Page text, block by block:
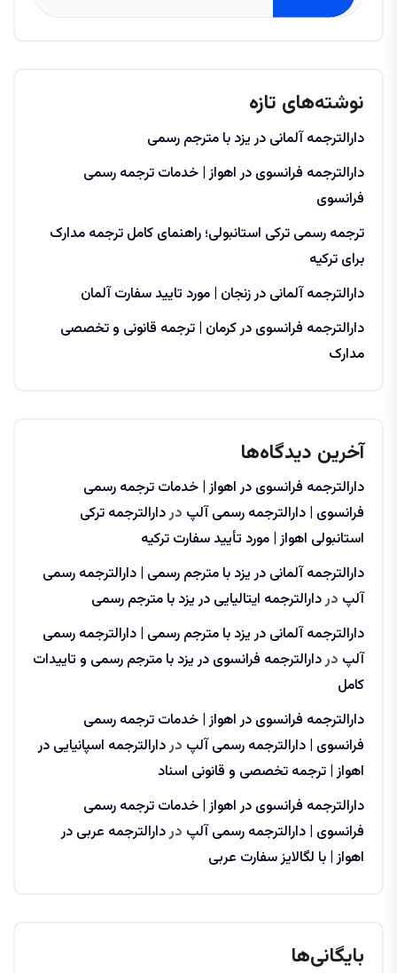
نوشته‌های تازه
دارالترجمه آلمانی در یزد با مترجم رسمی
دارالترجمه فرانسوی در اهواز | خدمات ترجمه رسمی
فرانسوی
ترجمه رسمی ترکی استانبولی؛ راهنمای کامل ترجمه مدارک
برای ترکیه
دارالترجمه آلمانی در زنجان | مورد تایید سفارت آلمان
دارالترجمه فرانسوی در کرمان | ترجمه قانونی و تخصصی
مدارک
آخرین دیدگاه‌ها
دارالترجمه فرانسوی در اهواز | خدمات ترجمه رسمی
فرانسوی | دارالترجمه رسمی آلپ دردارالترجمه ترکی
استانبولی اهواز | مورد تأیید سفارت ترکیه
دارالترجمه آلمانی در یزد با مترجم رسمی | دارالترجمه رسمی
آلپ دردارالترجمه ایتالیایی در یزد با مترجم رسمی
دارالترجمه آلمانی در یزد با مترجم رسمی | دارالترجمه رسمی
آلپ دردارالترجمه فرانسوی در یزد با مترجم رسمی و تاییدات
کامل
دارالترجمه فرانسوی در اهواز | خدمات ترجمه رسمی
فرانسوی | دارالترجمه رسمی آلپ دردارالترجمه اسپانیایی در
اهواز | ترجمه تخصصی و قانونی اسناد
دارالترجمه فرانسوی در اهواز | خدمات ترجمه رسمی
فرانسوی | دارالترجمه رسمی آلپ دردارالترجمه عربی در
اهواز | با لگالایز سفارت عربی
بایگانی‌ها